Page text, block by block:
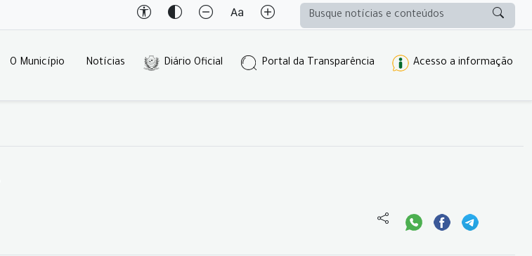
O Município Notícias Diário Oficial Portal da Transparência Acesso a informação